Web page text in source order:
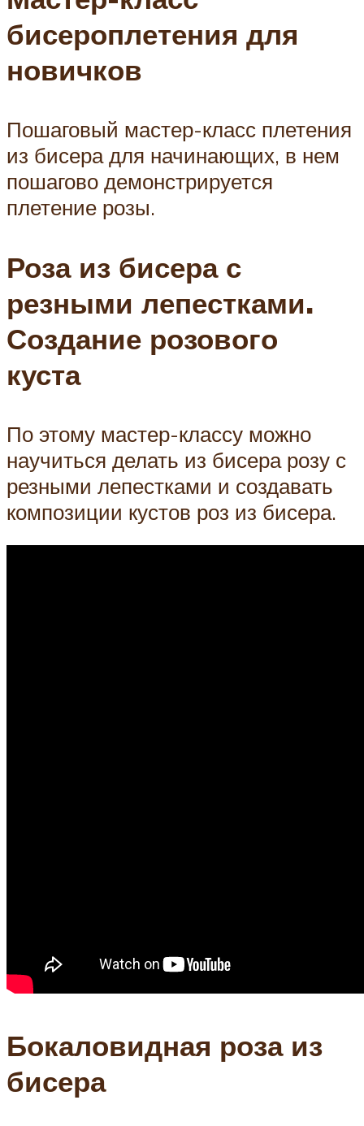
бисероплетения для
новичков
Пошаговый мастер-класс плетения
из бисера для начинающих, в нем
пошагово демонстрируется
плетение розы.
Роза из бисера с
резными лепестками.
Создание розового
куста
По этому мастер-классу можно
научиться делать из бисера розу с
резными лепестками и создавать
композиции кустов роз из бисера.
Бокаловидная роза из
бисера